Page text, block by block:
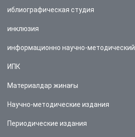
иблиографическая студия
инклюзия
информационно научно-методический
ИПК
Материалдар жинағы
Научно-методические издания
Периодические издания